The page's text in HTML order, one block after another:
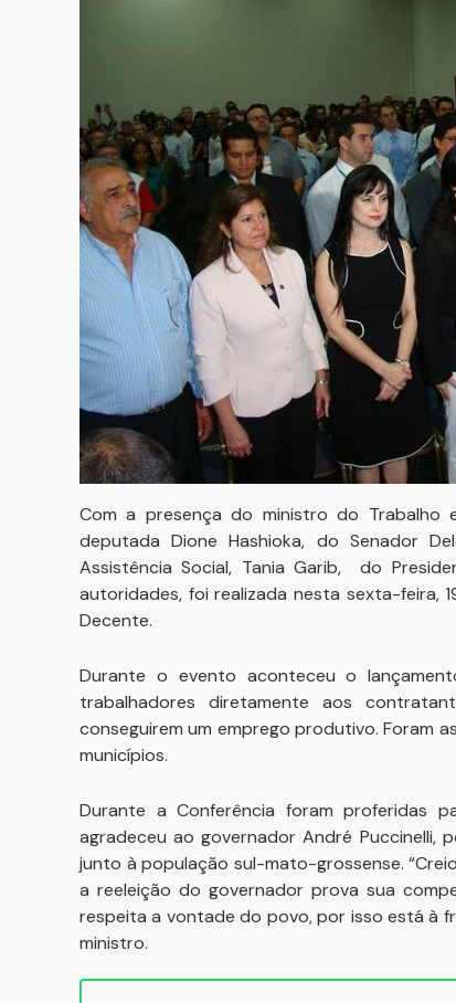
Com a presença do ministro do Trabalho
deputada Dione Hashioka, do Senador
Assistência Social, Tania Garib, do
autoridades, foi realizada nesta sexta-feira,
Decente.
Durante o evento aconteceu o
trabalhadores diretamente aos
conseguirem um emprego produtivo. Foram
municípios.
Durante a Conferência foram proferidas
agradeceu ao governador André Puccinelli,
junto à população sul-mato-grossense.
a reeleição do governador prova sua
respeita a vontade do povo, por isso está à
ministro.